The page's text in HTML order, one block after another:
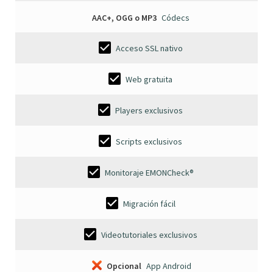
AAC+, OGG o MP3 Códecs
Acceso SSL nativo
Web gratuita
Players exclusivos
Scripts exclusivos
Monitoraje EMONCheck®
Migración fácil
Videotutoriales exclusivos
Opcional App Android